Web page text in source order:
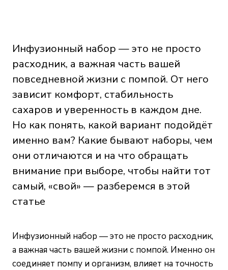
Инфузионный набор — это не просто
расходник, а важная часть вашей
повседневной жизни с помпой. От него
зависит комфорт, стабильность
сахаров и уверенность в каждом дне.
Но как понять, какой вариант подойдёт
именно вам? Какие бывают наборы, чем
они отличаются и на что обращать
внимание при выборе, чтобы найти тот
самый, «свой» — разберемся в этой
статье
Инфузионный набор — это не просто расходник,
а важная часть вашей жизни с помпой. Именно он
соединяет помпу и организм, влияет на точность